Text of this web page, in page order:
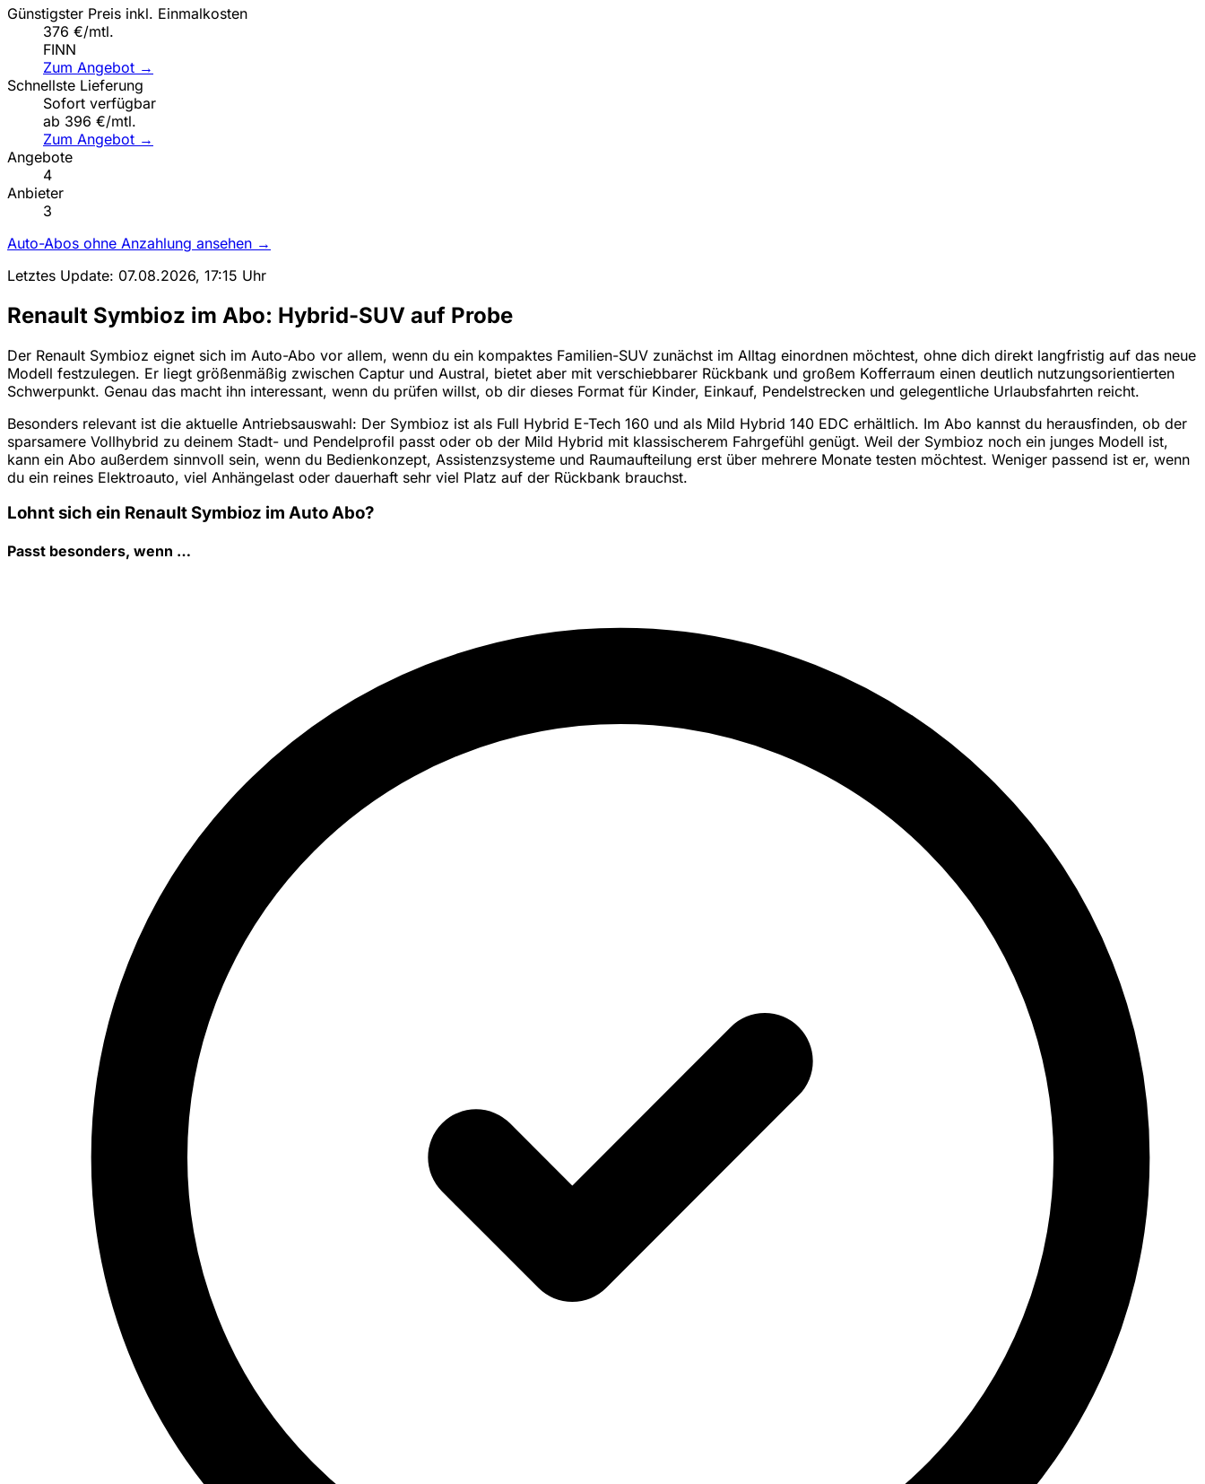
Günstigster Preis inkl. Einmalkosten
376 €/mtl.
FINN
Zum Angebot →
Schnellste Lieferung
Sofort verfügbar
ab 396 €/mtl.
Zum Angebot →
Angebote
4
Anbieter
3
Auto-Abos ohne Anzahlung ansehen →
Letztes Update: 07.08.2026, 17:15 Uhr
Renault Symbioz im Abo: Hybrid-SUV auf Probe
Der Renault Symbioz eignet sich im Auto-Abo vor allem, wenn du ein kompaktes Familien-SUV zunächst im Alltag einordnen möchtest, ohne dich direkt langfristig auf das neue
Modell festzulegen. Er liegt größenmäßig zwischen Captur und Austral, bietet aber mit verschiebbarer Rückbank und großem Kofferraum einen deutlich nutzungsorientierten
Schwerpunkt. Genau das macht ihn interessant, wenn du prüfen willst, ob dir dieses Format für Kinder, Einkauf, Pendelstrecken und gelegentliche Urlaubsfahrten reicht.
Besonders relevant ist die aktuelle Antriebsauswahl: Der Symbioz ist als Full Hybrid E-Tech 160 und als Mild Hybrid 140 EDC erhältlich. Im Abo kannst du herausfinden, ob der
sparsamere Vollhybrid zu deinem Stadt- und Pendelprofil passt oder ob der Mild Hybrid mit klassischerem Fahrgefühl genügt. Weil der Symbioz noch ein junges Modell ist,
kann ein Abo außerdem sinnvoll sein, wenn du Bedienkonzept, Assistenzsysteme und Raumaufteilung erst über mehrere Monate testen möchtest. Weniger passend ist er, wenn
du ein reines Elektroauto, viel Anhängelast oder dauerhaft sehr viel Platz auf der Rückbank brauchst.
Lohnt sich ein Renault Symbioz im Auto Abo?
Passt besonders, wenn …